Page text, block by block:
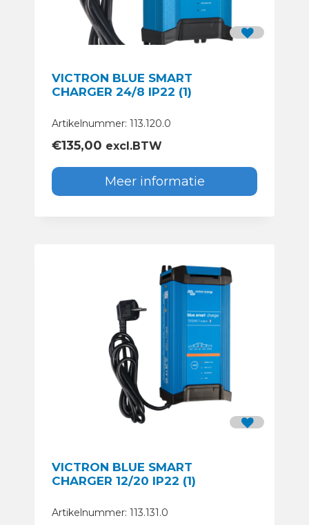
VICTRON BLUE SMART
CHARGER 24/8 IP22 (1)
Artikelnummer: 113.120.0
€135,00 excl.BTW
Meer informatie
VICTRON BLUE SMART
CHARGER 12/20 IP22 (1)
Artikelnummer: 113.131.0